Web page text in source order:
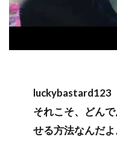
luckybastard123
それこそ、どん
せる方法なんだよ